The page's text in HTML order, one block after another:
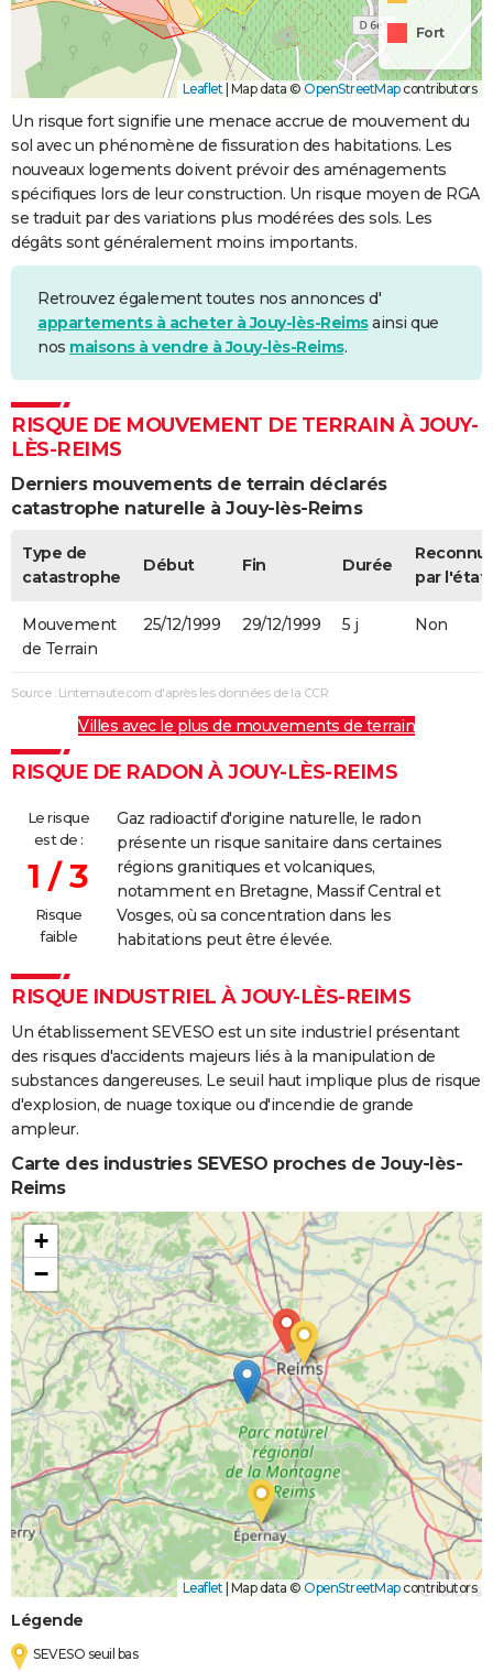
Fort
Leaflet Map data ©OpenStreetMapcontributors
Un risque fort signifie une menace accrue de mouvement du
sol avec un phénomène de fissuration des habitations. Les
nouveaux logements doivent prévoir des aménagements
spécifiques lors de leur construction. Un risque moyen de RGA
se traduit par des variations plus modérées des sols. Les
dégâts sont généralement moins importants.
Retrouvez également toutes nos annonces d'
appartements à acheter à Jouy-lès-Reimsainsi que
nos maisons à vendre à Jouy-lès-Reims.
RISQUE DE MOUVEMENT DE TERRAIN À JOUY-
LÈS-REIMS
Derniers mouvements de terrain déclarés
catastrophe naturelle à Jouy-lès-Reims
Type de
catastrophe
Début Fin Durée
par l'état
Mouvement
de Terrain
25/12/1999 29/12/1999 5 j Non
Source : Linternaute.com d'après les données de la CCR
Villes avec le plus de mouvements de terrain
RISQUE DE RADON À JOUY-LÈS-REIMS
Le risque
est de :
1 / 3
Risque
faible
Gaz radioactif d'origine naturelle, le radon
présente un risque sanitaire dans certaines
régions granitiques et volcaniques,
notamment en Bretagne, Massif Central et
Vosges, où sa concentration dans les
habitations peut être élevée.
RISQUE INDUSTRIEL À JOUY-LÈS-REIMS
Un établissement SEVESO est un site industriel présentant
des risques d'accidents majeurs liés à la manipulation de
substances dangereuses. Le seuil haut implique plus de risque
d'explosion, de nuage toxique ou d'incendie de grande
ampleur.
Carte des industries SEVESO proches de Jouy-lès-
Reims
+
−
Leaflet Map data © OpenStreetMapcontributors
Légende
SEVESO seuil bas